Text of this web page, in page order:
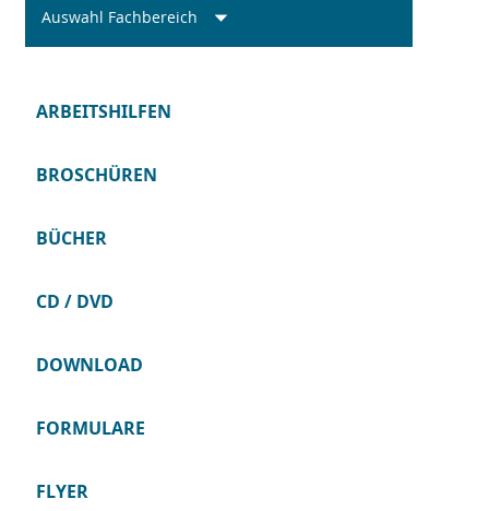
Auswahl Fachbereich
ARBEITSHILFEN
BROSCHÜREN
BÜCHER
CD / DVD
DOWNLOAD
FORMULARE
FLYER